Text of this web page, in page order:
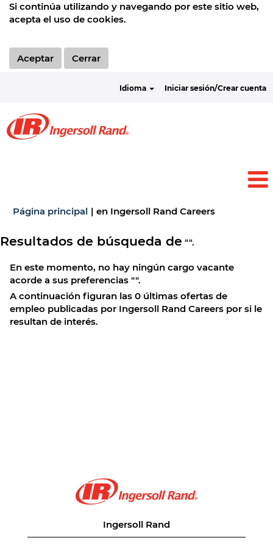
Si continúa utilizando y navegando por este sitio web,
acepta el uso de cookies.
Aceptar Cerrar
Idioma Iniciar sesión/Crear cuenta
Página principal | en Ingersoll Rand Careers(página
Resultados de búsqueda de "".
En este momento, no hay ningún cargo vacante
acorde a sus preferencias "".
A continuación figuran las 0 últimas ofertas de
empleo publicadas por Ingersoll Rand Careers por si le
resultan de interés.
Ingersoll Rand